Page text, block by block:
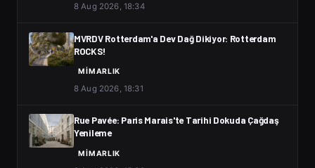
8 Aug 2026, 18:34
MVRDV Rotterdam'a Dev Dağ Dikiyor: Rotterdam
ROCKS!
MIMARLIK
8 Aug 2026, 18:31
Rue Pavée: Paris Marais'te Tarihi Dokuda Çağdaş
Yenileme
MIMARLIK